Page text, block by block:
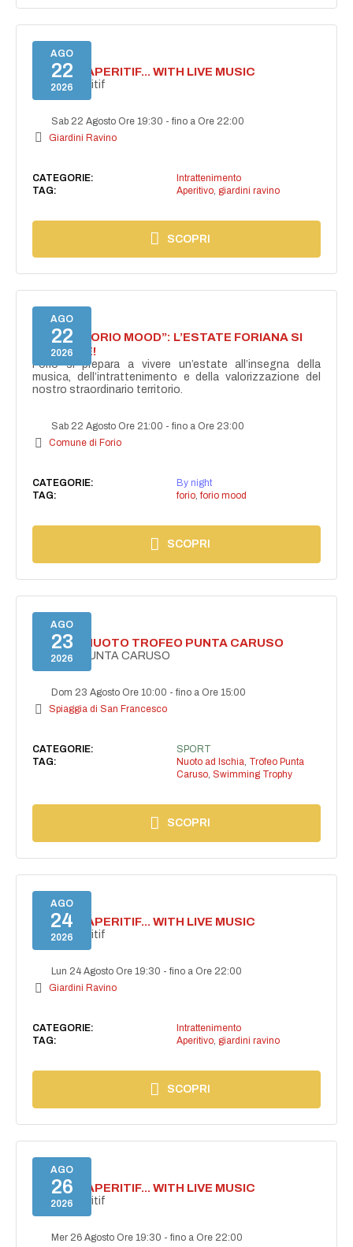
AGO
22
2026
SECRET APERITIF... WITH LIVE MUSIC
Secret aperitif
Sab 22 Agosto Ore 19:30 -fino a Ore 22:00
Giardini Ravino
CATEGORIE:
Intrattenimento
TAG:
Aperitivo, giardini ravino
SCOPRI
AGO
22
2026
NASCE “FORIO MOOD”: L’ESTATE FORIANA SI
ACCENDE!
Forio si prepara a vivere un’estate all’insegna della
musica, dell’intrattenimento e della valorizzazione del
nostro straordinario territorio.
Sab 22 Agosto Ore 21:00 -fino a Ore 23:00
Comune di Forio
CATEGORIE:
By night
TAG:
forio, forio mood
SCOPRI
AGO
23
2026
GARA DI NUOTO TROFEO PUNTA CARUSO
TROFEO PUNTA CARUSO
Dom 23 Agosto Ore 10:00 -fino a Ore 15:00
Spiaggia di San Francesco
CATEGORIE:
SPORT
TAG:
Nuoto ad Ischia, Trofeo Punta
Caruso, Swimming Trophy
SCOPRI
AGO
24
2026
SECRET APERITIF... WITH LIVE MUSIC
Secret aperitif
Lun 24 Agosto Ore 19:30 -fino a Ore 22:00
Giardini Ravino
CATEGORIE:
Intrattenimento
TAG:
Aperitivo, giardini ravino
SCOPRI
AGO
26
2026
SECRET APERITIF... WITH LIVE MUSIC
Secret aperitif
Mer 26 Agosto Ore 19:30 -fino a Ore 22:00